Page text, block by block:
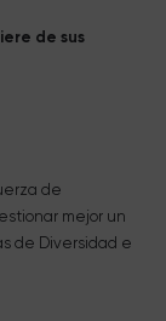
de sus
de
mejor un
de Diversidad e